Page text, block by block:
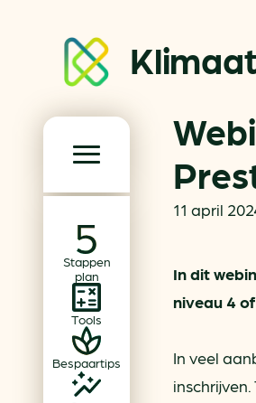
Stappen
plan
Tools
Bespaartips
Partners
Word
11 april
In dit
niveau 4
In veel